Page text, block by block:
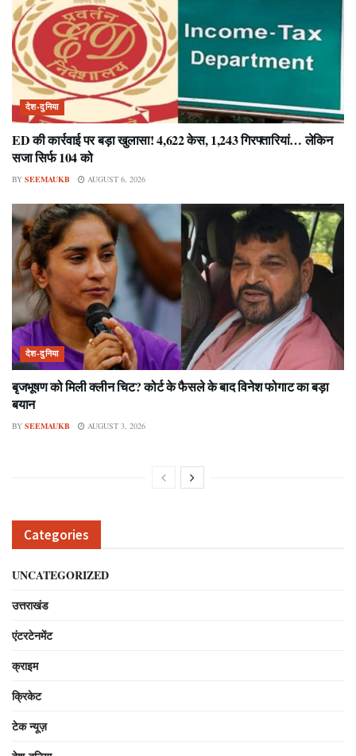
देश-दुनिया
ED की कार्रवाई पर बड़ा खुलासा! 4,622 केस, 1,243 गिरफ्तारियां… लेकिन
सजा सिर्फ 104 को
BY SEEMAUKB AUGUST 6, 2026
देश-दुनिया
बृजभूषण को मिली क्लीन चिट? कोर्ट के फैसले के बाद विनेश फोगाट का बड़ा
बयान
BY SEEMAUKB AUGUST 3, 2026
Categories
UNCATEGORIZED
उत्तराखंड
एंटरटेनमेंट
क्राइम
क्रिकेट
टेक न्यूज़